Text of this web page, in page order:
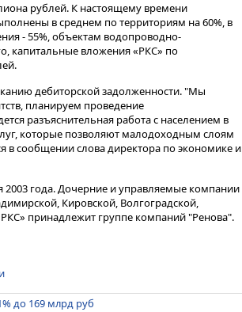
рублей. К настоящему времени
в среднем по территориям на 60%, в
- 55%, объектам водопроводно-
капитальные вложения «РКС» по
дебиторской задолженности. "Мы
планируем проведение
разъяснительная работа с населением в
которые позволяют малодоходным слоям
в сообщении слова директора по экономике и
года. Дочерние и управляемые компании
Кировской, Волгоградской,
принадлежит группе компаний "Ренова".
до 169 млрд руб